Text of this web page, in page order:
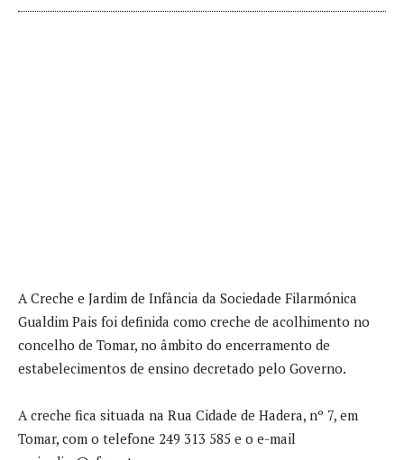
A Creche e Jardim de Infância da Sociedade Filarmónica
Gualdim Pais foi definida como creche de acolhimento no
concelho de Tomar, no âmbito do encerramento de
estabelecimentos de ensino decretado pelo Governo.
A creche fica situada na Rua Cidade de Hadera, nº 7, em
Tomar, com o telefone 249 313 585 e o e-mail